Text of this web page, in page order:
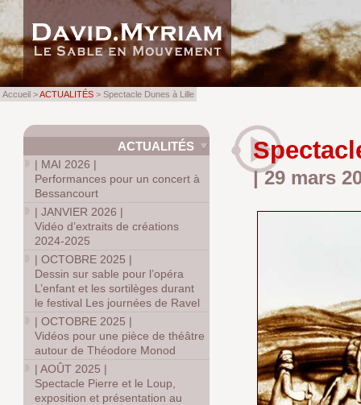
| 29 mars
ACTUALITÉS
| MAI 2026 |
Performances pour un concert à
Bessancourt
|JANVIER 2026 |
Vidéo d’extraits de créations
2024-2025
|OCTOBRE 2025 |
Dessin sur sable pour l’opéra
L’enfant et les sortilèges durant
le festival Les journées de Ravel
|OCTOBRE 2025 |
Vidéos pour une pièce de théâtre
autour de Théodore Monod
|AOÛT 2025 |
Spectacle Pierre et le Loup,
exposition et présentation au
Accueil >ACTUALITÉS > Spectacle Dunes à Lille